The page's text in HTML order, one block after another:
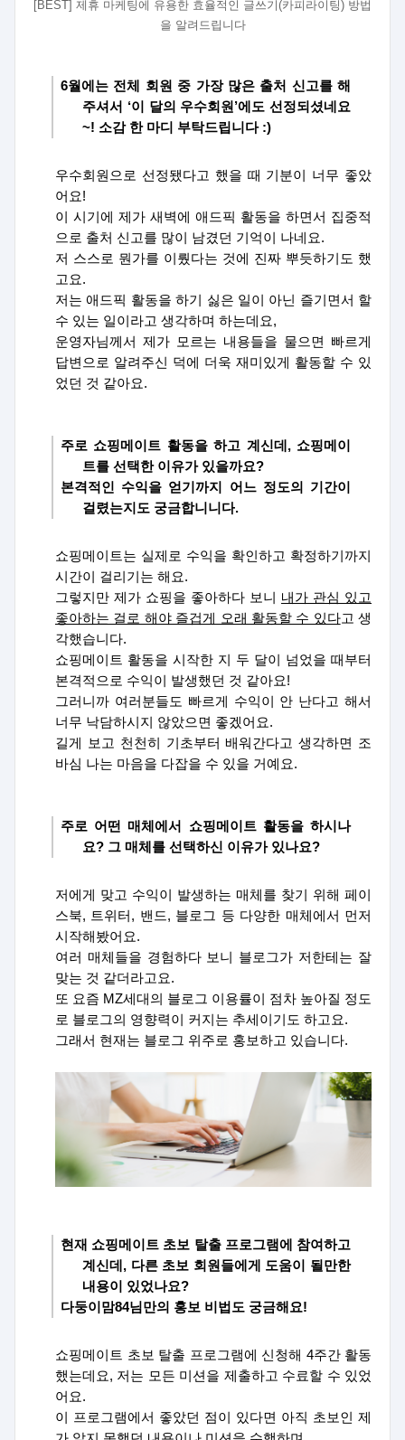
[BEST] 제휴 마케팅에 유용한 효율적인 글쓰기(카피라이팅) 방법
을 알려드립니다
6월에는 전체 회원 중 가장 많은 출처 신고를 해
주셔서 ‘이 달의 우수회원 ’에도 선정되셨네요
~! 소감 한 마디 부탁드립니다 :)
우수회원으로 선정됐다고 했을 때 기분이 너무 좋았
어요!
이 시기에 제가 새벽에 애드픽 활동을 하면서 집중적
으로 출처 신고를 많이 남겼던 기억이 나네요.
저 스스로 뭔가를 이뤘다는 것에 진짜 뿌듯하기도 했
고요.
저는 애드픽 활동을 하기 싫은 일이 아닌 즐기면서 할
수 있는 일이라고 생각하며 하는데요,
운영자님께서 제가 모르는 내용들을 물으면 빠르게
답변으로 알려주신 덕에 더욱 재미있게 활동할 수 있
었던 것 같아요.
주로 쇼핑메이트 활동을 하고 계신데 , 쇼핑메이
트를 선택한 이유가 있을까요?
본격적인 수익을 얻기까지 어느 정도의 기간이
걸렸는지도 궁금합니니다.
쇼핑메이트는 실제로 수익을 확인하고 확정하기까지
시간이 걸리기는 해요.
그렇지만 제가 쇼핑을 좋아하다 보니 내가 관심 있고
좋아하는 걸로 해야 즐겁게 오래 활동할 수 있다고 생
각했습니다.
쇼핑메이트 활동을 시작한 지 두 달이 넘었을 때부터
본격적으로 수익이 발생했던 것 같아요!
그러니까 여러분들도 빠르게 수익이 안 난다고 해서
너무 낙담하시지 않았으면 좋겠어요.
길게 보고 천천히 기초부터 배워간다고 생각하면 조
바심 나는 마음을 다잡을 수 있을 거예요.
주로 어떤 매체에서 쇼핑메이트 활동을 하시나
요? 그 매체를 선택하신 이유가 있나요?
저에게 맞고 수익이 발생하는 매체를 찾기 위해 페이
스북, 트위터 , 밴드, 블로그 등 다양한 매체에서 먼저
시작해봤어요.
여러 매체들을 경험하다 보니 블로그가 저한테는 잘
맞는 것 같더라고요.
또 요즘 MZ세대의 블로그 이용률이 점차 높아질 정도
로 블로그의 영향력이 커지는 추세이기도 하고요.
그래서 현재는 블로그 위주로 홍보하고 있습니다.
현재 쇼핑메이트 초보 탈출 프로그램에 참여하고
계신데 , 다른 초보 회원들에게 도움이 될만한
내용이 있었나요?
다둥이맘84님만의 홍보 비법도 궁금해요!
쇼핑메이트 초보 탈출 프로그램에 신청해 4주간 활동
했는데요, 저는 모든 미션을 제출하고 수료할 수 있었
어요.
이 프로그램에서 좋았던 점이 있다면 아직 초보인 제